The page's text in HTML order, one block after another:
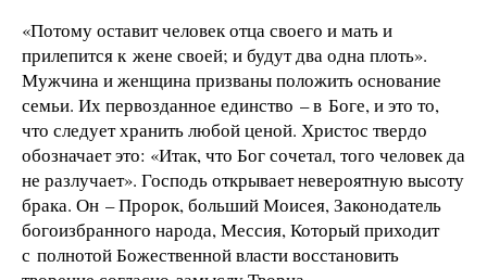
«Потому оставит человек отца своего и мать и
прилепится к жене своей; и будут два одна плоть».
Мужчина и женщина призваны положить основание
семьи. Их первозданное единство – в Боге, и это то,
что следует хранить любой ценой. Христос твердо
обозначает это: «Итак, что Бог сочетал, того человек да
не разлучает». Господь открывает невероятную высоту
брака. Он – Пророк, больший Моисея, Законодатель
богоизбранного народа, Мессия, Который приходит
с полнотой Божественной власти восстановить